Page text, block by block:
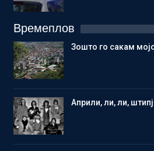
Времеплов
Зошто го сакам
Aприли, ли, ли,